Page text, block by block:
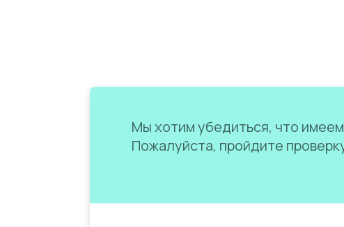
Мы хотим убедиться, что
Пожалуйста, пройдите